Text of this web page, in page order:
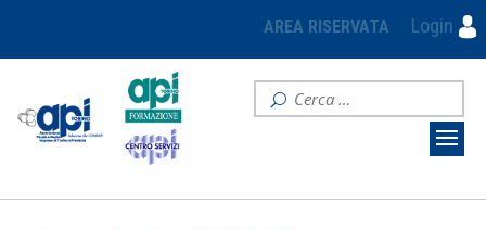
AREA RISERVATA Login